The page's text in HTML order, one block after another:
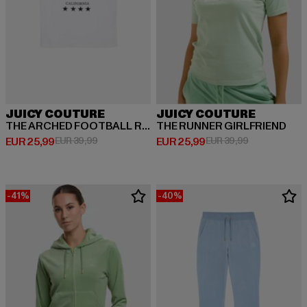
JUICY COUTURE
THE ARCHED FOOTBALL RINGER
EUR 25,99
Huidige prijs: EUR 25,99
EUR 39,99Actieprijs: EUR 39,99
JUICY COUTURE
THE RUNNER GIRLFRIEND
EUR 25,99
Huidige prijs: EUR 25,99
EUR 39,99Actieprijs:
-41% -40%